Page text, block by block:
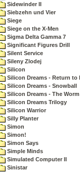
Sidewinder II
Siebzehn und Vier
Siege
Siege on the X-Men
Sigma Delta Gamma 7
Significant Figures Drill
Silent Service
Sileny Zlodej
Silicon
Silicon Dreams - Return to
Silicon Dreams - Snowball
Silicon Dreams - The
Silicon Dreams Trilogy
Silicon Warrior
Silly Planter
Simon
Simon!
Simon Says
Simple Minds
Simulated Computer II
Sinistar